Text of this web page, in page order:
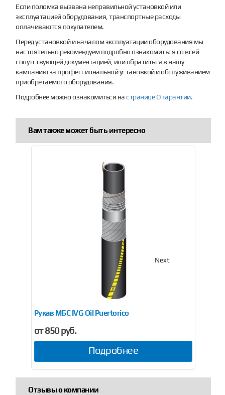
Если поломка вызвана неправильной установкой или
эксплуатацией оборудования, транспортные расходы
оплачиваются покупателем.
Перед установкой и началом эксплуатации оборудования мы
настоятельно рекомендуем подробно ознакомиться со всей
сопутствующей документацией, или обратиться в нашу
кампанию за профессиональной установкой и обслуживанием
приобретаемого оборудования.
Подробнее можно ознакомиться настранице О гарантии.
Вам также может быть интересно
Рукав МБС IVG Oil Puertorico
от 850 руб.
Подробнее
Next
Отзывы о компании